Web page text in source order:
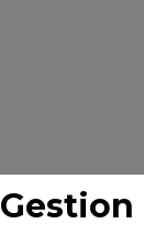
Gestion